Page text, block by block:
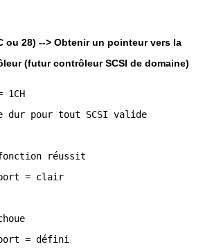
ou 28) --> Obtenir un pointeur vers la
(futur contrôleur SCSI de domaine)
1CH
dur pour tout SCSI valide
réussit
= clair
= défini